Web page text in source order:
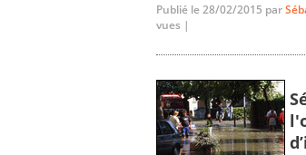
Publié le 28/02/2015 par
vues |